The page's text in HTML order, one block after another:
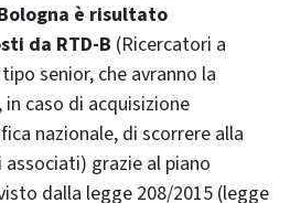
è risultato
da RTD-B (Ricercatori a
senior, che avranno la
caso di acquisizione
nazionale, di scorrere alla
grazie al piano
dalla legge 208/2015 (legge